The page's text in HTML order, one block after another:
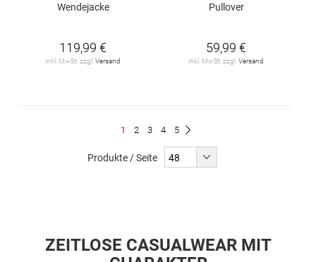
Wendejacke
119,99 €
inkl. MwSt. zzgl. Versand
Pullover
59,99 €
inkl. MwSt. zzgl. Versand
Du
1 Seite
2 Seite
3 Seite
4 Seite
5
Produkte / Seite
ZEITLOSE CASUALWEAR MIT